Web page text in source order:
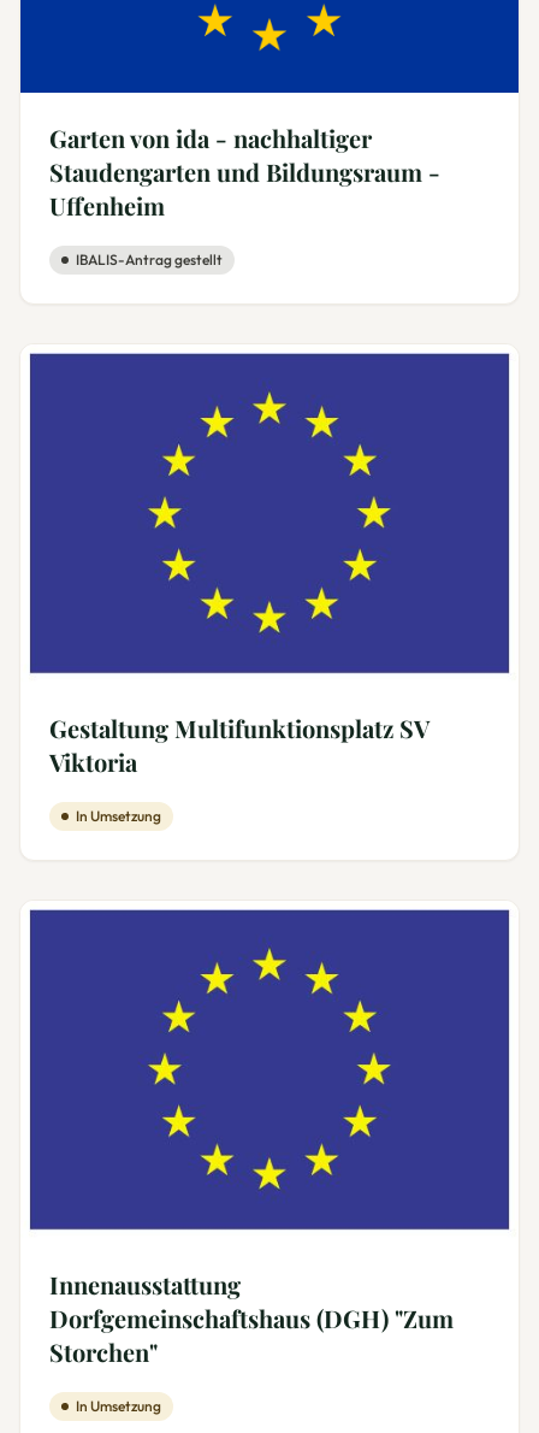
Garten von ida - nachhaltiger
Staudengarten und Bildungsraum -
Uffenheim
IBALIS-Antrag gestellt
Gestaltung Multifunktionsplatz SV
Viktoria
In Umsetzung
Innenausstattung
Dorfgemeinschaftshaus (DGH) "Zum
Storchen"
In Umsetzung